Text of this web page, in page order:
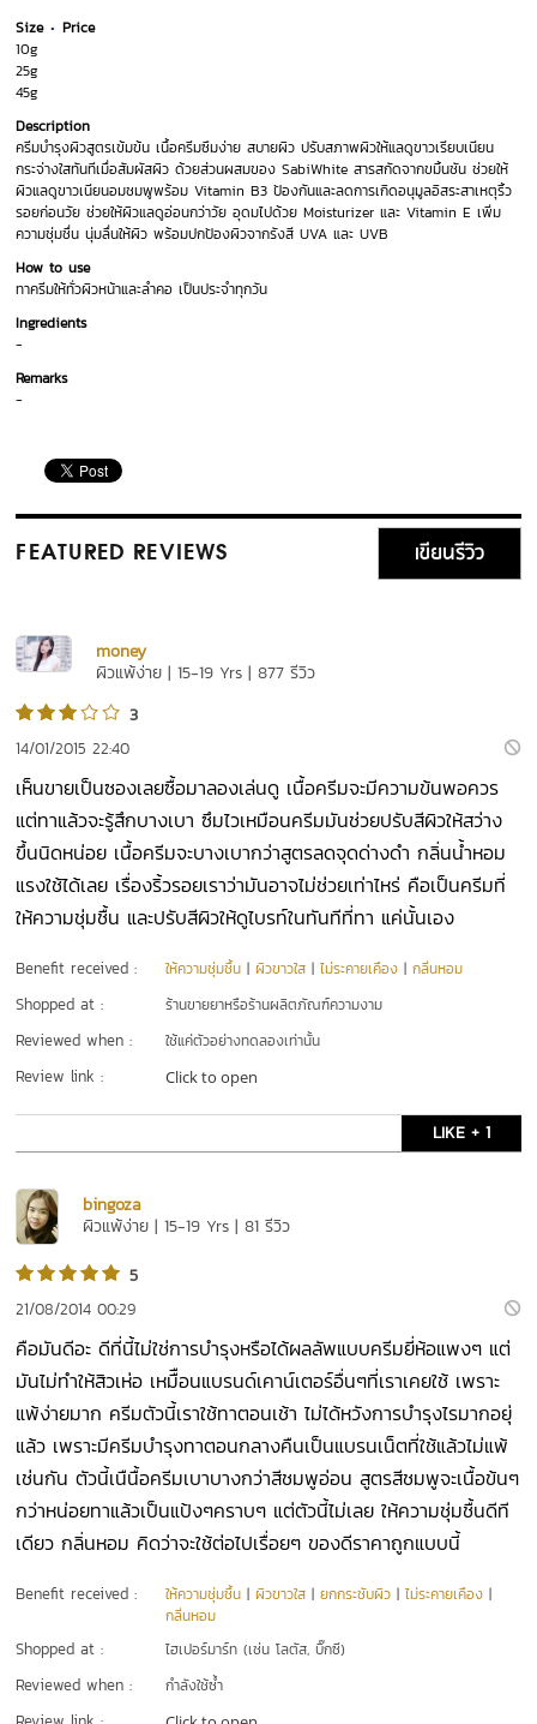
Size
Price
10g
25g
45g
Description
ครีมบำรุงผิวสูตรเข้มข้น เนื้อครีมซึมง่าย สบายผิว ปรับสภาพผิวให้แลดูขาวเรียบเนียน
กระจ่างใสทันทีเมื่อสัมผัสผิว ด้วยส่วนผสมของ SabiWhite สารสกัดจากขมิ้นชัน ช่วยให้
ผิวแลดูขาวเนียนอมชมพูพร้อม Vitamin B3 ป้องกันและลดการเกิดอนุมูลอิสระสาเหตุริ้ว
รอยก่อนวัย ช่วยให้ผิวแลดูอ่อนกว่าวัย อุดมไปด้วย Moisturizer และ Vitamin E เพิ่ม
ความชุ่มชื่น นุ่มลื่นให้ผิว พร้อมปกป้องผิวจากรังสี UVA และ UVB
How to use
ทาครีมให้ทั่วผิวหน้าและลำคอ เป็นประจำทุกวัน
Ingredients
-
Remarks
-
FEATURED REVIEWS เขียนรีวิว
money
ผิวแพ้ง่าย | 15-19 Yrs | 877 รีวิว
3
14/01/2015 22:40
เห็นขายเป็นซองเลยซื้อมาลองเล่นดู เนื้อครีมจะมีความข้นพอควร
แต่ทาแล้วจะรู้สึกบางเบา ซึมไวเหมือนครีมมันช่วยปรับสีผิวให้สว่าง
ขึ้นนิดหน่อย เนื้อครีมจะบางเบากว่าสูตรลดจุดด่างดำ กลิ่นน้ำหอม
แรงใช้ได้เลย เรื่องริ้วรอยเราว่ามันอาจไม่ช่วยเท่าไหร่ คือเป็นครีมที่
ให้ความชุ่มชื้น และปรับสีผิวให้ดูไบรท์ในทันทีที่ทา แค่นั้นเอง
Benefit received : ให้ความชุ่มชื้น |ผิวขาวใส |ไม่ระคายเคือง |กลิ่นหอม
Shopped at : ร้านขายยาหรือร้านผลิตภัณฑ์ความงาม
Reviewed when : ใช้แค่ตัวอย่างทดลองเท่านั้น
Review link : Click to open
LIKE + 1
bingoza
ผิวแพ้ง่าย | 15-19 Yrs | 81 รีวิว
5
21/08/2014 00:29
คือมันดีอะ ดีที่นี้ไม่ใช่การบำรุงหรือได้ผลลัพแบบครีมยี่ห้อแพงๆ แต่
มันไม่ทำให้สิวเห่อ เหมืือนแบรนด์เคาน์เตอร์อื่นๆที่เราเคยใช้ เพราะ
แพ้ง่ายมาก ครีมตัวนี้เราใช้ทาตอนเช้า ไม่ได้หวังการบำรุงไรมากอยุ่
แล้ว เพราะมีครีมบำรุงทาตอนกลางคืนเป็นแบรนเน็ตที่ใช้แล้วไม่แพ้
เช่นกัน ตัวนี้เนืนื้อครีมเบาบางกว่าสีชมพูอ่อน สูตรสีชมพูจะเนื้อข้นๆ
กว่าหน่อยทาแล้วเป็นแป้งๆคราบๆ แต่ตัวนี้ไม่เลย ให้ความชุ่มชื้นดีที
เดียว กลิ่นหอม คิดว่าจะใช้ต่อไปเรื่อยๆ ของดีราคาถูกแบบนี้
Benefit received : ให้ความชุ่มชื้น |ผิวขาวใส |ยกกระชับผิว |ไม่ระคายเคือง |
กลิ่นหอม
Shopped at : ไฮเปอร์มาร์ท (เช่น โลตัส, บิ๊กซี)
Reviewed when : กำลังใช้ซ้ำ